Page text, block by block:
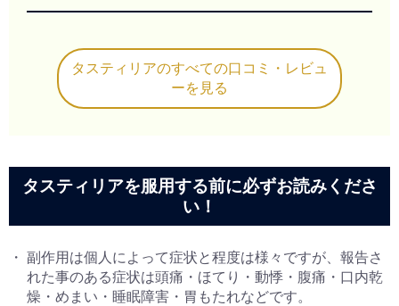
タスティリアのすべての口コミ・レビュ
ーを見る
タスティリアを服用する前に必ずお読みくださ
い！
副作用は個人によって症状と程度は様々ですが、報告さ
れた事のある症状は頭痛・ほてり・動悸・腹痛・口内乾
燥・めまい・睡眠障害・胃もたれなどです。